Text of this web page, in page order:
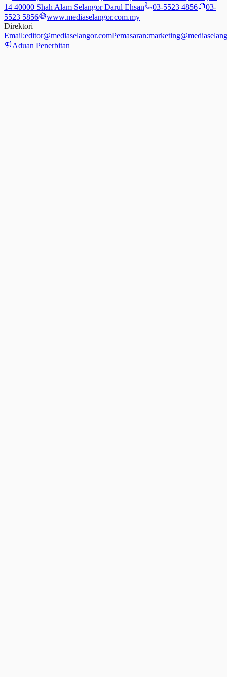
14 40000 Shah Alam Selangor Darul Ehsan
03-5523 4856
03-
5523 5856
www.mediaselangor.com.my
Direktori
Email:editor@mediaselangor.comPemasaran:
Aduan Penerbitan